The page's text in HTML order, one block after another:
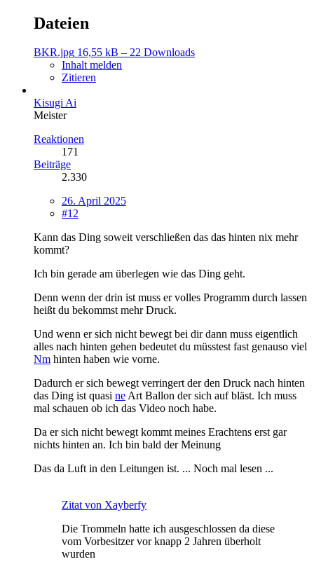
Dateien
BKR.jpg 16,55 kB – 22 Downloads
Inhalt melden
Zitieren
Kisugi Ai
Meister
Reaktionen
171
Beiträge
2.330
26. April 2025
#12
Kann das Ding soweit verschließen das das hinten nix mehr
kommt?
Ich bin gerade am überlegen wie das Ding geht.
Denn wenn der drin ist muss er volles Programm durch lassen
heißt du bekommst mehr Druck.
Und wenn er sich nicht bewegt bei dir dann muss eigentlich
alles nach hinten gehen bedeutet du müsstest fast genauso viel
Nm hinten haben wie vorne.
Dadurch er sich bewegt verringert der den Druck nach hinten
das Ding ist quasi neArt Ballon der sich auf bläst. Ich muss
mal schauen ob ich das Video noch habe.
Da er sich nicht bewegt kommt meines Erachtens erst gar
nichts hinten an. Ich bin bald der Meinung
Das da Luft in den Leitungen ist. ... Noch mal lesen ...
Zitat von Xayberfy
Die Trommeln hatte ich ausgeschlossen da diese
vom Vorbesitzer vor knapp 2 Jahren überholt
wurden